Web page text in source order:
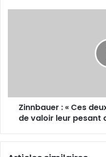
de
valoirZinnbauer : « Ces
de valoir leur pesant